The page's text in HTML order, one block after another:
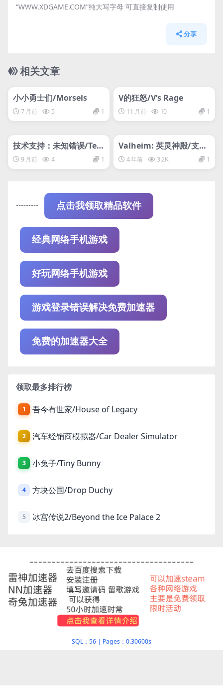
“WWW.XDGAME.COM”纯大写字母 可直接复制使用
分享
相关文章
网盘下载游戏
小小勇士们/Morsels
7 月前 5 1
V的狂怒/V’s Rage
11 月前 10 1
网盘下载游戏
技术支持：未知错误/Tec
h Support: Error Unkn
own
9 月前 4 1
支持网络联机
Valheim: 英灵神殿/支持
网络联机
4 年前 3.2K 1
--------- 点击我领取精品软件
经典网络手机游戏
好玩网络手机游戏
游戏登录错误解决免费加速器
免费的加速器大全
领取最多排行榜
1 吾今有世家/House of Legacy
2 汽车经销商模拟器/Car Dealer Simulator
3 小兔子/Tiny Bunny
4 方块公国/Drop Duchy
5 冰宫传说2/Beyond the Ice Palace 2
SQL：56 | Pages：0.30600s